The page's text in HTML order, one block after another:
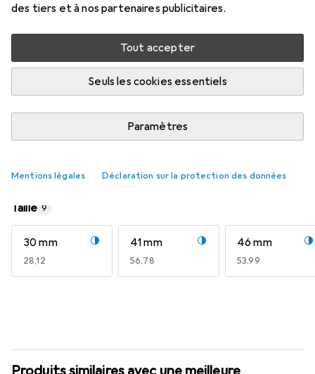
des tiers et à nos partenaires publicitaires.
Tout accepter
Seuls les cookies essentiels
Paramètres
Mentions légales Déclaration sur la protection des données
Plus de 10 pièces en stock chez le fournisseur
M'informer si le produit est disponible plus tôt
Ajouter au panier
Taille 9
30 mm
EUR
28,12
41 mm
EUR
56,78
46 mm
EUR
53,99